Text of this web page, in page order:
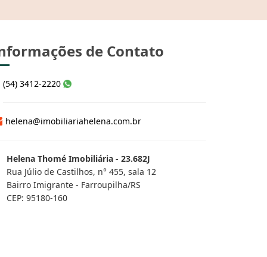
de Contato
(54) 3412-2220
helena@imobiliariahelena.com.br
Helena Thomé Imobiliária - 23.682J
Rua Júlio de Castilhos, n° 455, sala 12
Bairro Imigrante - Farroupilha/RS
CEP: 95180-160